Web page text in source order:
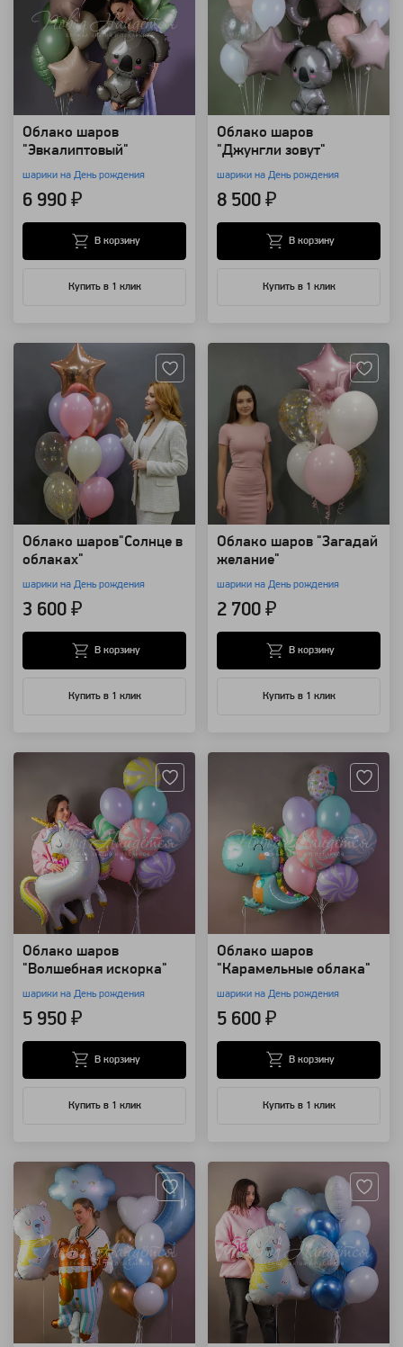
Облако шаров
"Эвкалиптовый"
шарики на День рождения
6 990 ₽
Купить в 1 клик
В корзину
Облако шаров
"Джунгли зовут"
шарики на День рождения
8 500 ₽
Купить в 1 клик
В корзину
Облако шаров"Солнце в
облаках"
шарики на День рождения
3 600 ₽
Купить в 1 клик
В корзину
Облако шаров "Загадай
желание"
шарики на День рождения
2 700 ₽
Купить в 1 клик
В корзину
Облако шаров
"Волшебная искорка"
шарики на День рождения
5 950 ₽
Купить в 1 клик
В корзину
Облако шаров
"Карамельные облака"
шарики на День рождения
5 600 ₽
Купить в 1 клик
В корзину